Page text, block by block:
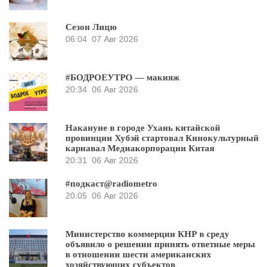
Сезон Лицю
06:04 07 Авг 2026
#БОДРОЕУТРО — макияж
20:34 06 Авг 2026
Накануне в городе Ухань китайской
провинции Хубэй стартовал Кинокультурный
карнавал Медиакорпорации Китая
20:31 06 Авг 2026
#подкаст@radiometro
20:05 06 Авг 2026
Министерство коммерции КНР в среду
объявило о решении принять ответные меры
в отношении шести американских
хозяйствующих субъектов